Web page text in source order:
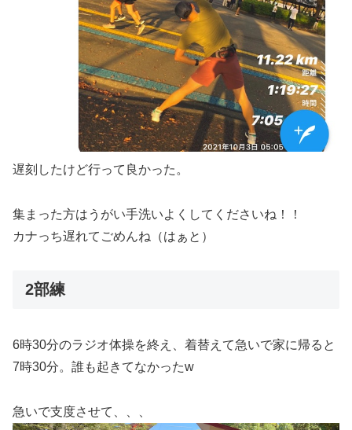
遅刻したけど行って良かった。
集まった方はうがい手洗いよくしてくださいね！！
カナっち遅れてごめんね（はぁと）
2部練
6時30分のラジオ体操を終え、着替えて急いで家に帰ると
7時30分。誰も起きてなかったw
急いで支度させて、、、